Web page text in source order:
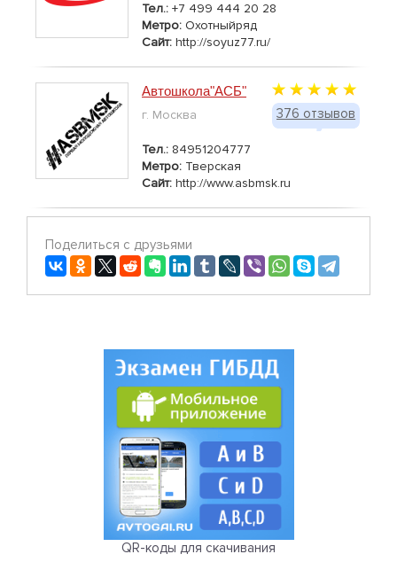
Тел.: +7 499 444 20 28
Метро: Охотныйряд
Сайт: http://soyuz77.ru/
376 отзывов
Автошкола"АСБ"
г. Москва
Тел.: 84951204777
Метро: Тверская
Сайт: http://www.asbmsk.ru
Поделиться с друзьями
QR-коды для скачивания